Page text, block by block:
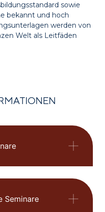
sowie
bekannt und hoch
werden von
Welt als Leitfäden
Seminare